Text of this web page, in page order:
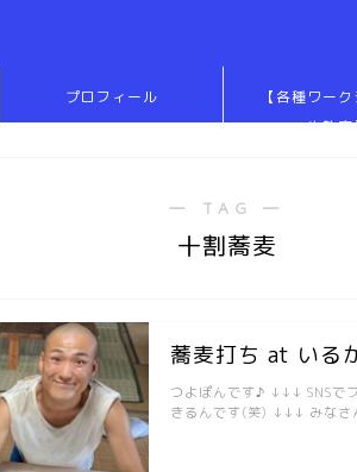
プロフィール
【各種ワー
や教室
― TAG ―
十割蕎麦
蕎麦打ち at いる
つよぽんです♪ ↓↓↓ SNSで
きるんです(笑) ↓↓↓ みな